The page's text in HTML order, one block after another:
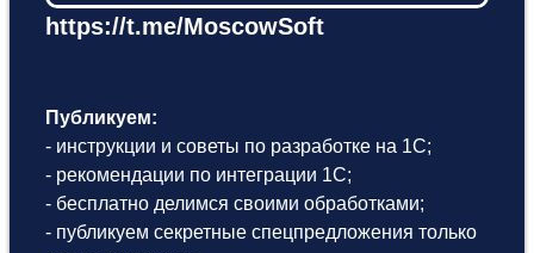
https://t.me/MoscowSoft
Публикуем:
- инструкции и советы по разработке на 1С;
- рекомендации по интеграции 1С;
- бесплатно делимся своими обработками;
- публикуем секретные спецпредложения только